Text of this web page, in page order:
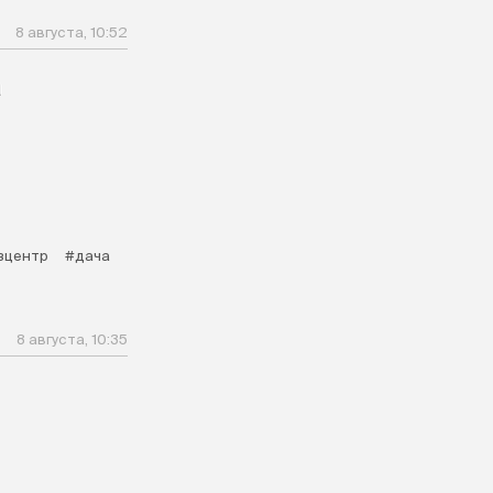
8 августа, 10:52
#дача
8 августа, 10:35